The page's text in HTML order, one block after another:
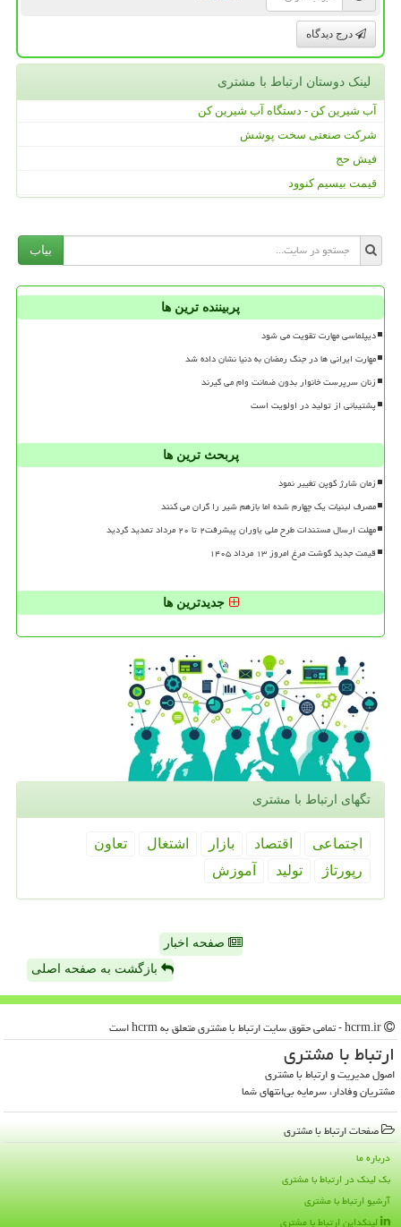
درج دیدگاه
لینک دوستان ارتباط با مشتری
آب شیرین کن - دستگاه آب شیرین کن
شرکت صنعتی سخت پوشش
فیش حج
قیمت بیسیم کنوود
بیاب
پربیننده ترین ها
دیپلماسی مهارت تقویت می شود
مهارت ایرانی ها در جنگ رمضان به دنیا نشان داده شد
زنان سرپرست خانوار بدون ضمانت وام می گیرند
پشتیبانی از تولید در اولویت است
پربحث ترین ها
زمان شارژ کوپن تغییر نمود
مصرف لبنیات یک چهارم شده اما بازهم شیر را گران می کنند
مهلت ارسال مستندات طرح ملی یاوران پیشرفت۲ تا ۲۰ مرداد تمدید گردید
قیمت جدید گوشت مرغ امروز ۱۳ مرداد ۱۴۰۵
جدیدترین ها
تگهای ارتباط با مشتری
اجتماعی اقتصاد بازار اشتغال
تعاون
رپورتاژ
تولید آموزش
صفحه اخبار
بازگشت به صفحه اصلی
ارتباط با مشتری
اصول مدیریت و ارتباط با مشتری
مشتریان وفادار، سرمایه بی‌انتهای شما
صفحات ارتباط با مشتری
درباره ما
بک لینک در ارتباط با مشتری
آرشیو ارتباط با مشتری
لینکداین ارتباط با مشتری